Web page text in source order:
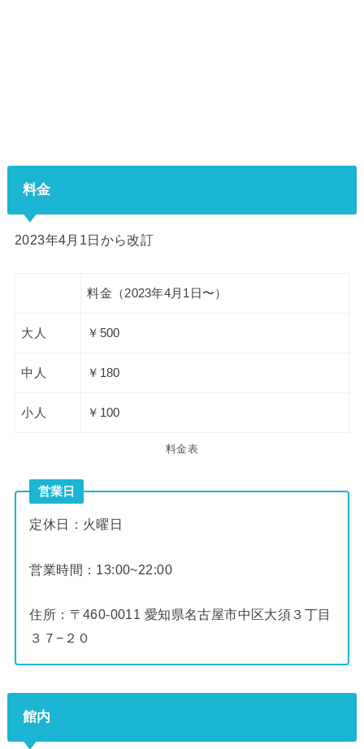
料金
2023年4月1日から改訂
料金（2023年4月1日〜）
大人 ￥500
中人 ￥180
小人 ￥100
料金表
営業日
定休日：火曜日
営業時間：13:00~22:00
住所：〒460-0011 愛知県名古屋市中区大須３丁目
３７−２０
館内